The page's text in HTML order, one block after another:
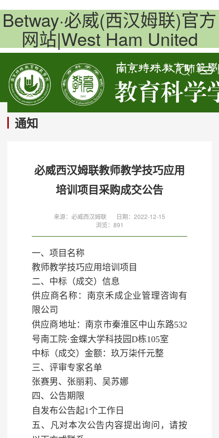
Betway·必威(西汉姆联)官方
网站|West Ham United
通知
必威西汉姆联教师教学技巧应用
培训项目采购成交公告
来源：必威西汉姆联
日期：2022-12-15
浏览： 891
一、 项目名称
教师教学技巧应用培训项目
二、 中标（成交）信息
供应商名称：南京禾成企业管理咨询有
限公司
供应商地址：南京市秦淮区中山东路532
号南工院·金蝶大学科技园D栋105室
中标（成交）金额：玖万柒仟元整
三、 评审专家名单
张赛男、张丽莉、吴苏娜
四、 公告期限
自发布公告起1个工作日
五、凡对本次公告内容提出询问，请按